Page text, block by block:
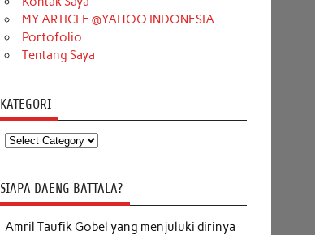
MY ARTICLE @YAHOO INDONESIA
Portofolio
Tentang Saya
KATEGORI
Kategori
SIAPA DAENG BATTALA?
Amril Taufik Gobel yang menjuluki dirinya